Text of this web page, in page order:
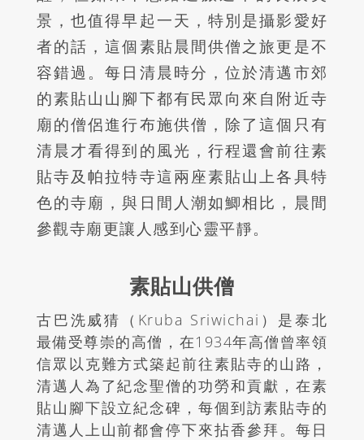
景，也值得早起一天，特別是攝影愛好
者的話，這個素貼晨間供僧之旅更是不
容錯過。每日清晨時分，位於清邁市郊
的素貼山山腳下都有民眾向來自附近寺
廟的僧侶進行布施供僧，除了這個只有
清晨才看得到的風光，行程還會前往素
貼寺及帕拉特寺這兩座素貼山上各具特
色的寺廟，與日間人潮如鯽相比，晨間
參觀寺廟更讓人感到心靈平靜。
素貼山供僧
古巴洗威猜（ Kruba Sriwichai ） 是泰北
最備受尊崇的高僧，在1934年高僧曾率領
信眾以克難方式築起前往素貼寺的山路，
清邁人為了紀念聖僧的功勞和貢獻，在素
貼山腳下設立紀念碑，每個到訪素貼寺的
清邁人上山前都會停下來拈香參拜。每日